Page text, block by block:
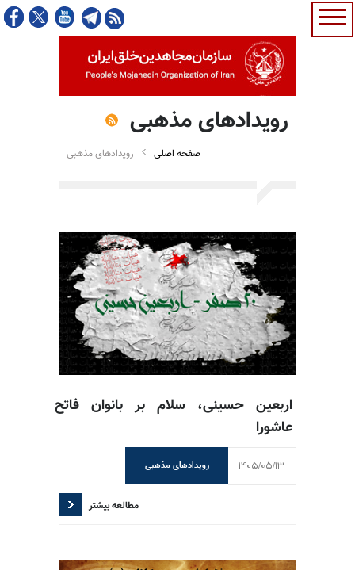
رویدادهای مذهبی
صفحه اصلی رویدادهای مذهبی
اربعین حسینی، سلام بر بانوان فاتح
عاشورا
رویدادهای مذهبی 1405/05/13
مطالعه بیشتر